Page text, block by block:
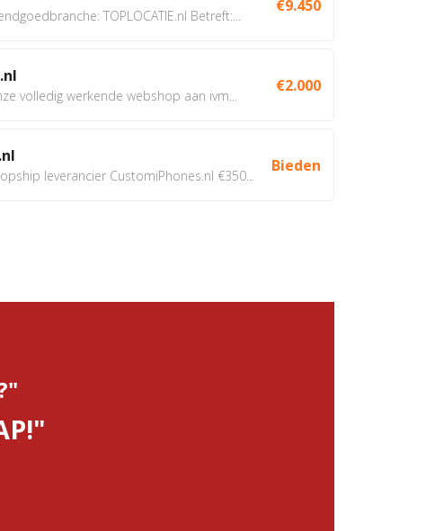
TOPLOCATIE.nl Betreft:...
€9.450
volledig werkende webshop aan ivm...
€2.000
leverancier CustomiPhones.nl €350...
Bieden